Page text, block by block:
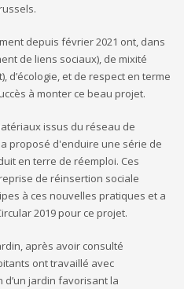
depuis février 2021 ont, dans
de liens sociaux), de mixité
d’écologie, et de respect en terme
à monter ce beau projet.
issus du réseau de
proposé d'enduire une série de
en terre de réemploi. Ces
de réinsertion sociale
à ces nouvelles pratiques et a
2019 pour ce projet.
après avoir consulté
ont travaillé avec
jardin favorisant la